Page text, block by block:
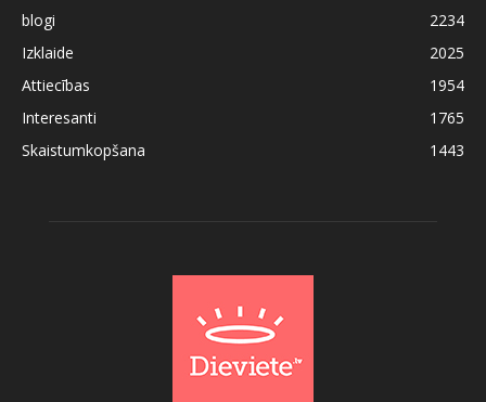
blogi
2234
Izklaide
2025
Attiecības
1954
Interesanti
1765
Skaistumkopšana
1443